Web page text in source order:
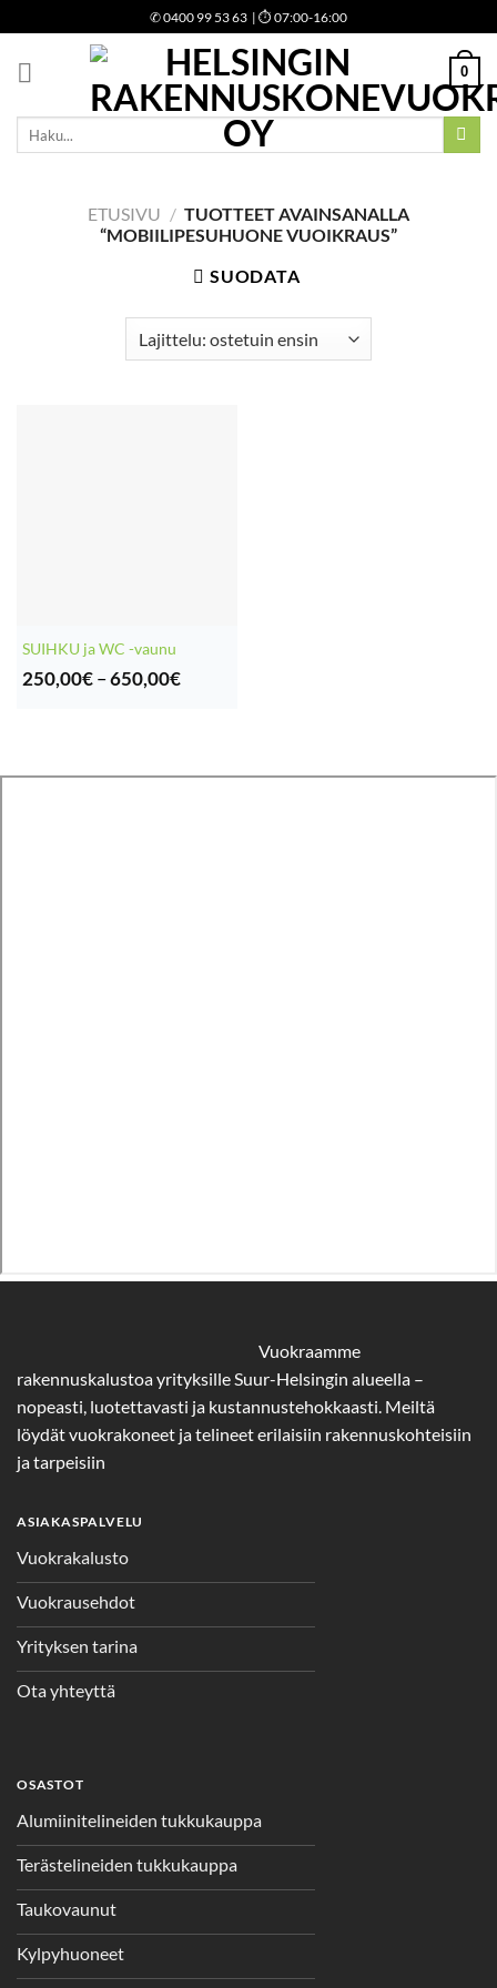
to
content
✆0400 99 53 63 | ⏱ 07:00-16:00
0
Etsi:
ETUSIVU / TUOTTEET AVAINSANALLA
“MOBIILIPESUHUONE VUOIKRAUS”
SUODATA
SUIHKU ja WC -vaunu
250,00€ –650,00€Hintaluokka:
Vuokraamme
rakennuskalustoa yrityksille Suur-Helsingin alueella –
nopeasti, luotettavasti ja kustannustehokkaasti. Meiltä
löydät vuokrakoneet ja telineet erilaisiin rakennuskohteisiin
ja tarpeisiin
ASIAKASPALVELU
Vuokrakalusto
Vuokrausehdot
Yrityksen tarina
Ota yhteyttä
OSASTOT
Alumiinitelineiden tukkukauppa
Terästelineiden tukkukauppa
Taukovaunut
Kylpyhuoneet